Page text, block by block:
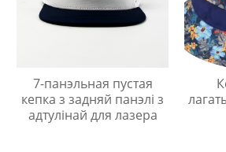
7-панэльная пустая
кепка з задняй панэлі з
адтулінай для лазера